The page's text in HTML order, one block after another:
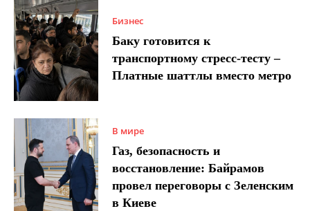
Бизнес
Баку готовится к
транспортному стресс-тесту –
Платные шаттлы вместо метро
В мире
Газ, безопасность и
восстановление: Байрамов
провел переговоры с Зеленским
в Киеве